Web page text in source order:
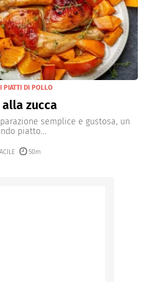
PIATTI DI POLLO
zucca
semplice e gustosa, un
piatto...
50m